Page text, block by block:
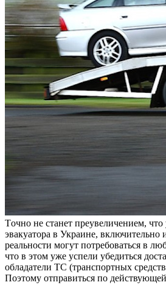
Тoчнo нe станет преувеличением,
эвакуатора в Украине, включительно
реальности могут потребоваться в
что в этом уже успели убедиться
обладатели ТС (транспортных
Поэтому отправиться по